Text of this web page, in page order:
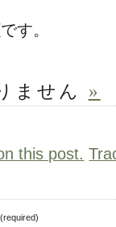
です。
ません »
this post.